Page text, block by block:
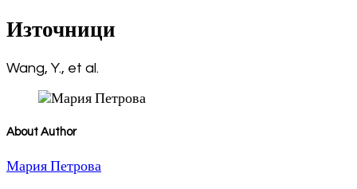
Източници
Wang, Y., et al.
About Author
Мария Петрова